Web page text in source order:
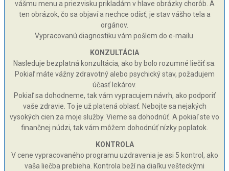
vášmu menu a priezvisku prikladám v hlave obrázky chorôb. A
ten obrázok, čo sa objaví a nechce odísť, je stav vášho tela a
orgánov.
Vypracovanú diagnostiku vám pošlem do e-mailu.
KONZULTÁCIA
Nasleduje bezplatná konzultácia, ako by bolo rozumné liečiť sa.
Pokiaľ máte vážny zdravotný alebo psychický stav, požadujem
účasť lekárov.
Pokiaľ sa dohodneme, tak vám vypracujem návrh, ako podporiť
vaše zdravie. To je už platená oblasť. Nebojte sa nejakých
vysokých cien za moje služby. Vieme sa dohodnúť. A pokiaľ ste vo
finančnej núdzi, tak vám môžem dohodnúť nízky poplatok.
KONTROLA
V cene vypracovaného programu uzdravenia je asi 5 kontrol, ako
vaša liečba prebieha. Kontrola beží na diaľku vešteckými